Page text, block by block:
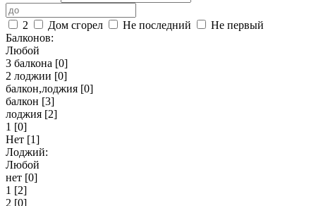
2 Дом сгорел Не последний
Не первый
Балконов:
Любой
3 балкона [0]
2 лоджии [0]
балкон,лоджия [0]
балкон [3]
лоджия [2]
1 [0]
Нет [1]
Лоджий:
Любой
нет [0]
1 [2]
2 [0]